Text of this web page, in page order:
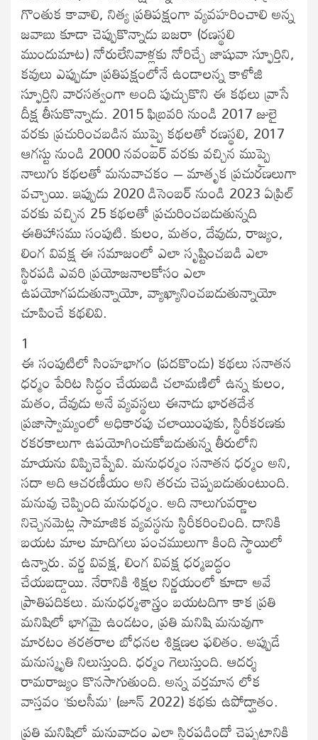
గొంతుక కావాలి, నిత్య ప్రతిపక్షంగా వ్యవహరించాలి అన్న
జవాబు కూడా చెప్పుకొన్నాడు బజరా (రణస్థలి
ముందుమాట) నోరులేనివాళ్లకు నోరిచ్చే జాషువా స్ఫూర్తిని,
కవులు ఎప్పుడూ ప్రతిపక్షంలోనే ఉండాలన్న కాళోజి
స్ఫూర్తిని వారసత్వంగా అంది పుచ్చుకొని ఈ కథలు వ్రాసే
దీక్ష తీసుకొన్నాడు. 2015 ఫిబ్రవరి నుండి 2017 జులై
వరకు ప్రచురించబడిన ముప్పై కథలతో రణస్థలి, 2017
ఆగస్టు నుండి 2000 నవంబర్ వరకు వచ్చిన ముప్పై
నాలుగు కథలతో మనువాచకం – మాతృక ప్రచురణలుగా
వచ్చాయి. ఇప్పుడు 2020 డిసెంబర్ నుండి 2023 ఏప్రిల్
వరకు వచ్చిన 25 కథలతో ప్రచురించబడుతున్నది
ఈతిహాసము సంపుటి. కులం, మతం, దేవుడు, రాజ్యం,
లింగ వివక్ష ఈ సమాజంలో ఎలా సృష్టించబడి ఎలా
స్థిరపడి ఎవరి ప్రయోజనాలకోసం ఎలా
ఉపయోగపడుతున్నాయో, వ్యాఖ్యానించబడుతున్నాయో
చూపించే కథలివి.
1
ఈ సంపుటిలో సింహభాగం (పదకొండు) కథలు సనాతన
ధర్మం పేరిట సిద్ధం చేయబడి చలామణిలో ఉన్న కులం,
మతం, దేవుడు అనే వ్యవస్థలు ఈనాడు భారతదేశ
ప్రజాస్వామ్యంలో అధికారపు చలాయింపుకు, స్థిరీకరణకు
రకరకాలుగా ఉపయోగించుకోబడుతున్న తీరులోని
మాయను విప్పిచెప్పేవి. మనుధర్మం సనాతన ధర్మం అని,
సదా అది ఆచరణీయం అని తరచు చెప్పబడుతుంటుంది.
మనువు చెప్పింది మనుధర్మం. అది నాలుగువర్ణాల
నిచ్చెనమెట్ల సామాజిక వ్యవస్థను స్థిరీకరించింది. దానికి
బయట మాల మాదిగలు పంచములుగా కింది స్థాయిలో
ఉన్నారు. వర్ణ వివక్ష, లింగ వివక్ష ధర్మబద్ధం
చేయబడ్డాయి. నేరానికి శిక్షల నిర్ణయంలో కూడా అవే
ప్రాతిపదికలు. మనుధర్మశాస్త్రం బయటదిగా కాక ప్రతి
మనిషిలో భాగమై ఉండటం, ప్రతి మనిషి మనువుగా
మారటం తరతరాల బోధనల శిక్షణల ఫలితం. అప్పుడే
మనుస్మృతి నిలుస్తుంది. ధర్మం గెలుస్తుంది. ఆదర్శ
రామరాజ్యం కొనసాగుతుంది. అన్న వర్తమాన లోక
వాస్తవం ‘కులసీమ’ (జూన్ 2022) కథకు ఉపోద్ఘాతం.
ప్రతి మనిషిలో మనువాదం ఎలా స్థిరపడిందో చెప్పటానికి